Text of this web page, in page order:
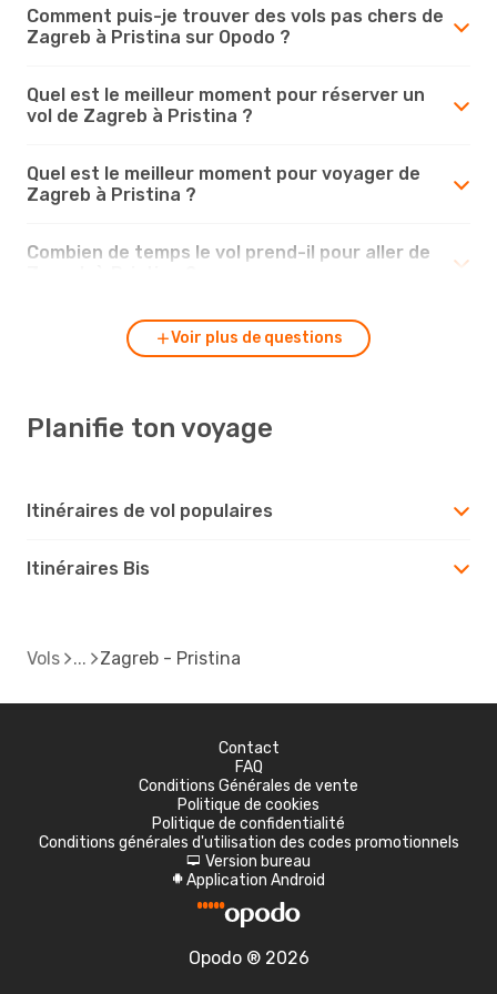
Comment puis-je trouver des vols pas chers de
Zagreb à Pristina sur Opodo ?
Quel est le meilleur moment pour réserver un
vol de Zagreb à Pristina ?
Quel est le meilleur moment pour voyager de
Zagreb à Pristina ?
Combien de temps le vol prend-il pour aller de
Voir plus de questions
Planifie ton voyage
Itinéraires de vol populaires
Itinéraires Bis
Vols Zagreb - Pristina
Contact
FAQ
Conditions Générales de vente
Politique de cookies
Politique de confidentialité
Conditions générales d'utilisation des codes promotionnels
d Version bureau
A Application Android
Opodo ® 2026